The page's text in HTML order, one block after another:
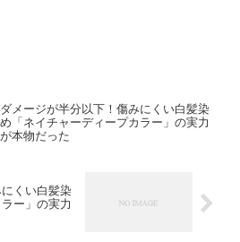
ダメージが半分以下！傷みにくい白髪染
め「ネイチャーディープカラー」の実力
が本物だった
くい白髪染
ー」の実力